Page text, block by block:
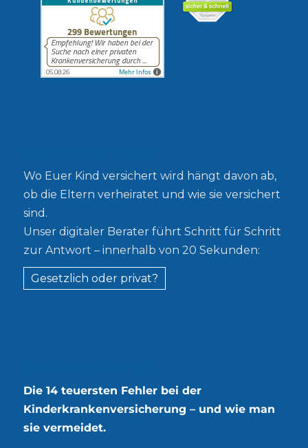
Wo Euer Kind versichert wird hängt davon ab,
ob die Eltern verheiratet und wie sie versichert
sind.
Unser digitaler Berater führt Schritt für Schritt
zur Antwort – innerhalb von 20 Sekunden:
Gesetzlich oder privat?
Die 14 teuersten Fehler bei der
Kinderkrankenversicherung – und wie man
sie vermeidet.